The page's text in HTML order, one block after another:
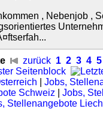
, Nebenjob ,
zurück 1 2 3 4 5
Jobs,
Schweiz
Jobs,
Stellenangebote